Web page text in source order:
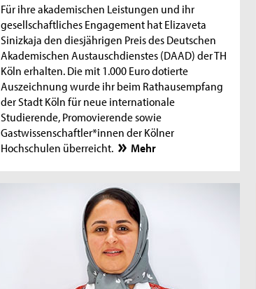
Für ihre akademischen Leistungen und ihr
gesellschaftliches Engagement hat Elizaveta
Sinizkaja den diesjährigen Preis des Deutschen
Akademischen Austauschdienstes (DAAD) der TH
Köln erhalten. Die mit 1.000 Euro dotierte
Auszeichnung wurde ihr beim Rathausempfang
der Stadt Köln für neue internationale
Studierende, Promovierende sowie
Gastwissenschaftler*innen der Kölner
Hochschulen überreicht.
Mehr